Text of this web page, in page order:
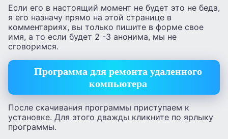
Если его в настоящий момент не будет это не беда,
я его назначу прямо на этой странице в
комментариях, вы только пишите в форме свое
имя, а то если будет 2 -3 анонима, мы не
сговоримся.
Программа для ремонта удаленного
компьютера
После скачивания программы приступаем к
установке. Для этого дважды кликните по ярлыку
программы.